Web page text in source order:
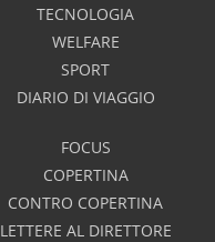
TECNOLOGIA
WELFARE
SPORT
DIARIO DI VIAGGIO
FOCUS
COPERTINA
CONTRO COPERTINA
LETTERE AL DIRETTORE